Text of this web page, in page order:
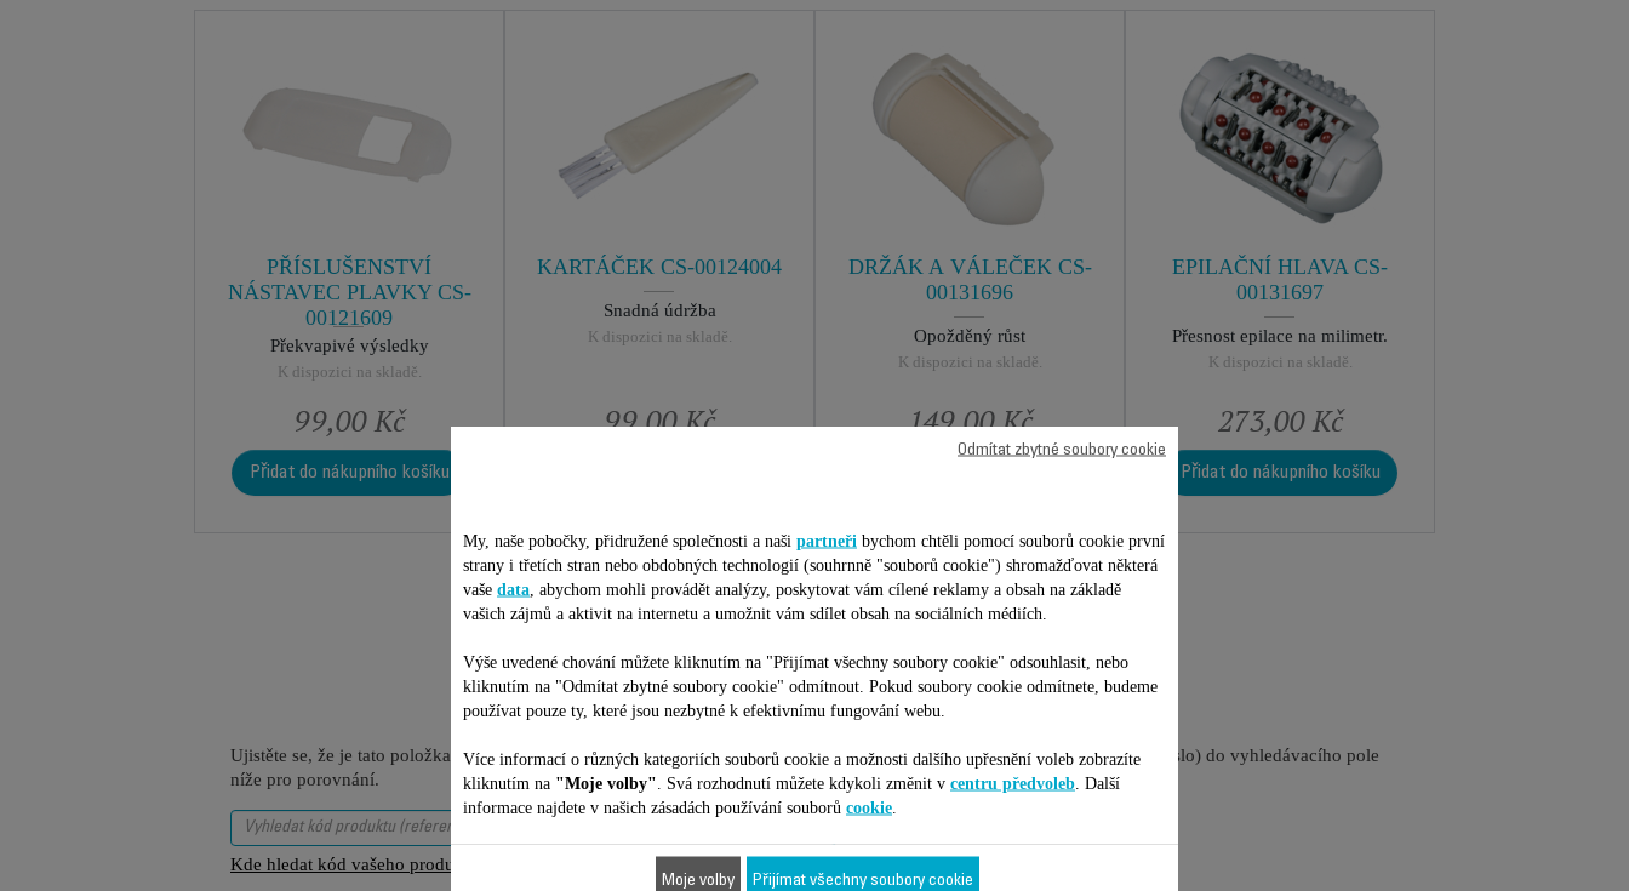
PŘÍSLUŠENSTVÍ
NÁSTAVEC PLAVKY CS-
00121609
Překvapivé výsledky
K dispozici na skladě.
99,00 Kč
Přidat do nákupního košíku
KARTÁČEK CS-00124004
Snadná údržba
K dispozici na skladě.
99,00 Kč
DRŽÁK A VÁLEČEK CS-
00131696
Opožděný růst
K dispozici na skladě.
149,00 Kč
EPILAČNÍ HLAVA CS-
00131697
Přesnost epilace na milimetr.
K dispozici na skladě.
273,00 Kč
Přidat do nákupního košíku
Je vhodné pro 10 produktů
Ujistěte se, že je tato položka kompatibilní s vaším zařízením/produktem. Zadejte prosím kód vašeho produktu (referenční číslo) do vyhledávacího pole
níže pro porovnání.
Kde hledat kód vašeho produktu (referenční číslo)?
My, naše pobočky, přidružené společnosti a naši partneři bychom chtěli pomocí souborů cookie první
strany i třetích stran nebo obdobných technologií (souhrnně "souborů cookie") shromažďovat některá
vaše data , abychom mohli provádět analýzy, poskytovat vám cílené reklamy a obsah na základě
vašich zájmů a aktivit na internetu a umožnit vám sdílet obsah na sociálních médiích.
Výše uvedené chování můžete kliknutím na "Přijímat všechny soubory cookie" odsouhlasit, nebo
kliknutím na "Odmítat zbytné soubory cookie" odmítnout. Pokud soubory cookie odmítnete, budeme
používat pouze ty, které jsou nezbytné k efektivnímu fungování webu.
Více informací o různých kategoriích souborů cookie a možnosti dalšího upřesnění voleb zobrazíte
kliknutím na "Moje volby" . Svá rozhodnutí můžete kdykoli změnit v centru předvoleb . Další
informace najdete v našich zásadách používání souborů cookie
Odmítat zbytné soubory cookie
Moje volby Přijímat všechny soubory cookie